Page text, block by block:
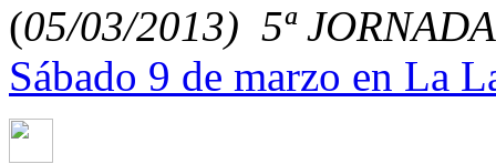
(05/03/2013) 5ª
Sábado 9 de marzo en La